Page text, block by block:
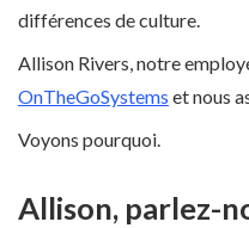
différences de culture.
Allison Rivers, notre
OnTheGoSystems et nous
Voyons pourquoi.
Allison, parlez-